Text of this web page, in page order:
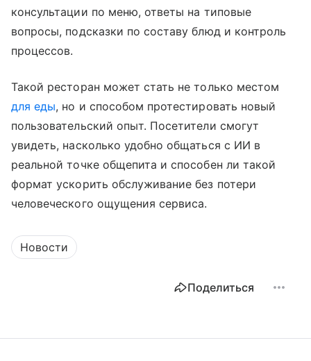
консультации по меню, ответы на типовые
вопросы, подсказки по составу блюд и контроль
процессов.
Такой ресторан может стать не только местом
для еды, но и способом протестировать новый
пользовательский опыт. Посетители смогут
увидеть, насколько удобно общаться с ИИ в
реальной точке общепита и способен ли такой
формат ускорить обслуживание без потери
человеческого ощущения сервиса.
Новости
Поделиться